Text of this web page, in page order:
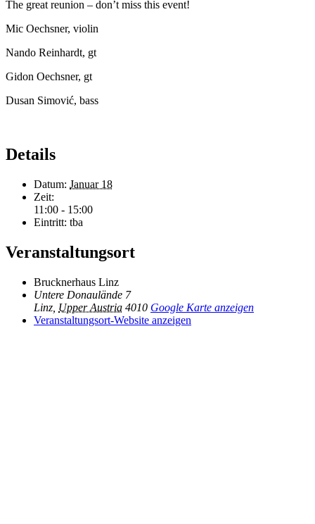
The great reunion – don’t miss this event!
Mic Oechsner, violin
Nando Reinhardt, gt
Gidon Oechsner, gt
Dusan Simović, bass
Details
Datum: Januar 18
Zeit:
11:00 - 15:00
Eintritt: tba
Veranstaltungsort
Brucknerhaus Linz
Untere Donaulände 7
Linz Upper Austria 4010 Google Karte anzeigen
Veranstaltungsort-Website anzeigen